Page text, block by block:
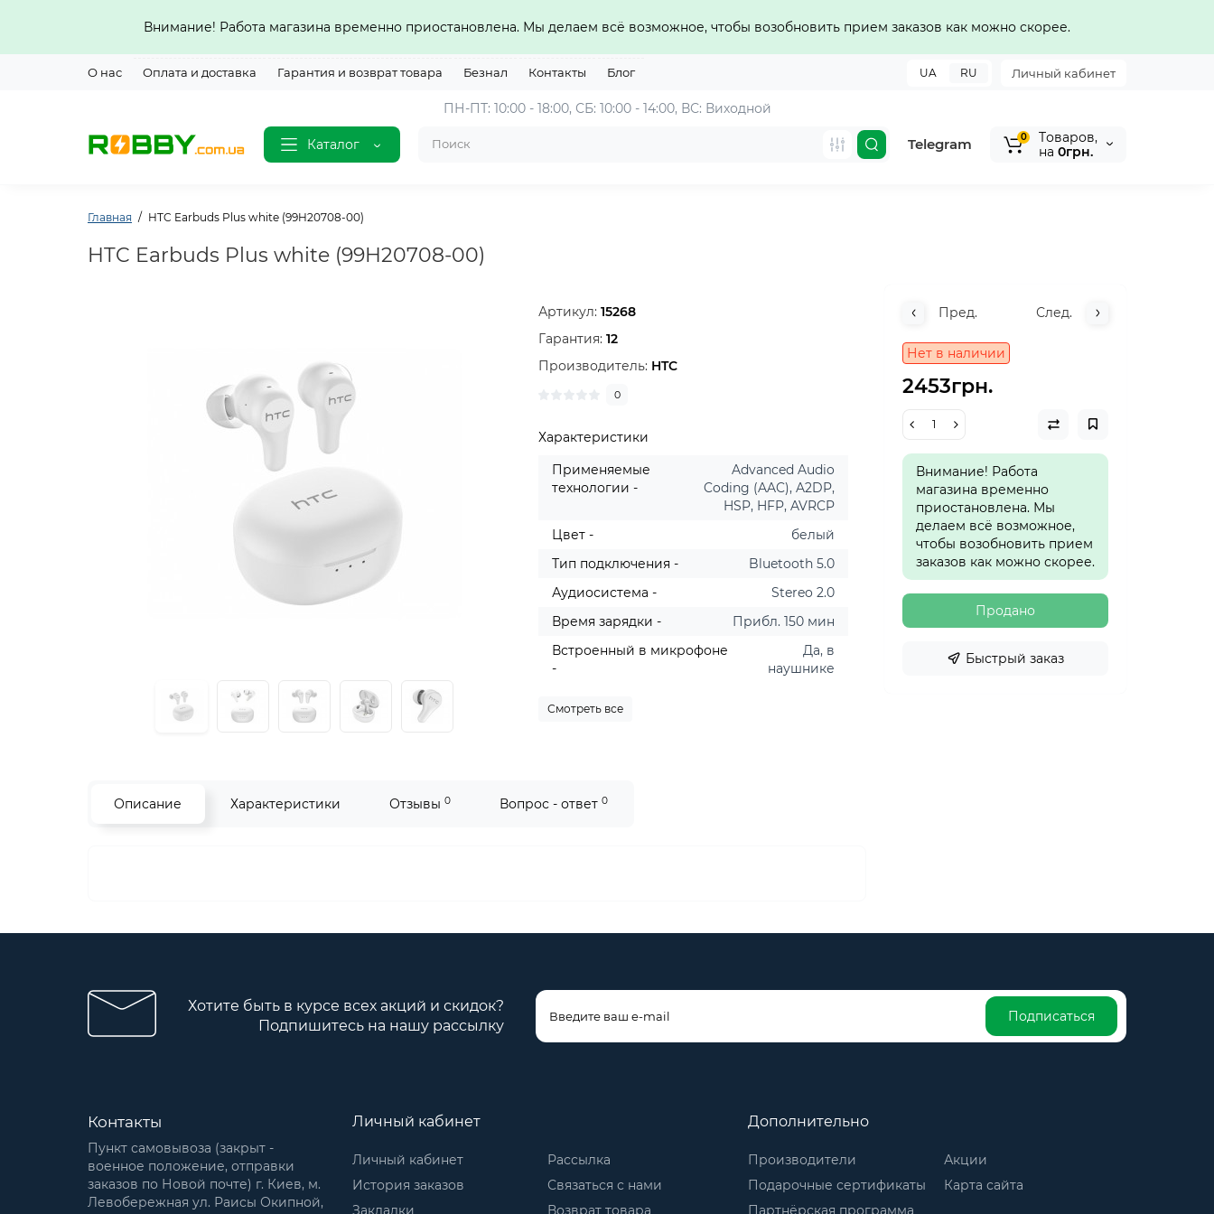
Внимание! Работа магазина временно приостановлена. Мы делаем всё возможное, чтобы возобновить прием заказов как можно скорее.
О нас Оплата и доставка Гарантия и возврат товара Безнал Контакты Блог Личный кабинет
UA RU
Каталог
ПН-ПТ: 10:00 - 18:00, СБ: 10:00 - 14:00, ВС: Виходной
Telegram 0
Tоваров,
на 0грн.
Главная HTC Earbuds Plus white (99H20708-00)
HTC Earbuds Plus white (99H20708-00)
Артикул: 15268
Гарантия: 12
Производитель: HTC
0
Характеристики
Применяемые
технологии -
Advanced Audio
Coding (AAC), A2DP,
HSP, HFP, AVRCP
Цвет -
белый
Тип подключения -
Bluetooth 5.0
Аудиосистема -
Stereo 2.0
Время зарядки -
Прибл. 150 мин
Встроенный в микрофоне
-
Да, в
наушнике
Смотреть все
Пред. След.
Нет в наличии
2453грн.
Внимание! Работа
магазина временно
приостановлена. Мы
делаем всё возможное,
чтобы возобновить прием
заказов как можно скорее.
Продано
Быстрый заказ
Описание Характеристики Отзывы 0 Вопрос - ответ 0
Хотите быть в курсе всех акций и скидок?
Подпишитесь на нашу рассылку
Подписаться
Контакты
Пункт самовывоза (закрыт -
военное положение, отправки
заказов по Новой почте) г. Киев, м.
Левобережная ул. Раисы Окипной,
Личный кабинет
Личный кабинет
История заказов
Закладки
Рассылка
Связаться с нами
Возврат товара
Дополнительно
Производители
Подарочные сертификаты
Партнёрская программа
Акции
Карта сайта